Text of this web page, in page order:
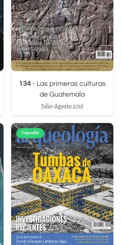
134- Las primeras culturas
de Guatemala
Julio-Agosto 2015
Disponible